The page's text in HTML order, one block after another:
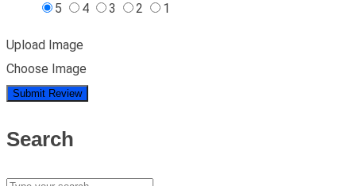
5
4 3 2 1
Upload Image
Choose Image
Search